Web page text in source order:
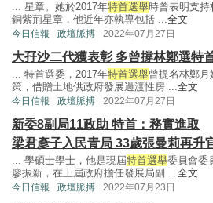
... 星章。她於2017年特首選舉時曾表明支
銅紫荊星章，他近年亦執導包括 ...全文
今日信報 政壇脈搏 2022年07月27日
大孖沙二代獲表彰 多曾撐林鄭選特
... 特首選委，2017年特首選舉曾提名林鄭
策，借贈土地供政府發展過渡性房 ...全文
今日信報 政壇脈搏 2022年07月27日
新委8副局11政助 特首：務實進取
梁君彥子入民青局 33歲張曼莉再升
... 學碩士學士，他是現屆特首選舉委員會委
廖振新，在上屆政府擔任發展局副 ...全文
今日信報 政壇脈搏 2022年07月23日